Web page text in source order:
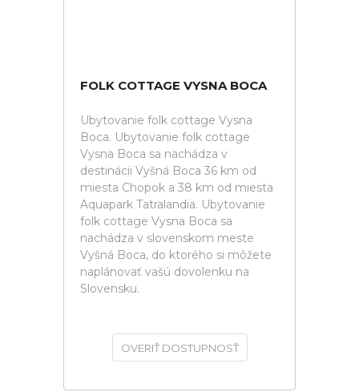
FOLK COTTAGE VYSNA BOCA
Ubytovanie folk cottage Vysna
Boca. Ubytovanie folk cottage
Vysna Boca sa nachádza v
destinácii Vyšná Boca 36 km od
miesta Chopok a 38 km od miesta
Aquapark Tatralandia. Ubytovanie
folk cottage Vysna Boca sa
nachádza v slovenskom meste
Vyšná Boca, do ktorého si môžete
naplánovať vašú dovolenku na
Slovensku.
OVERIŤ DOSTUPNOSŤ